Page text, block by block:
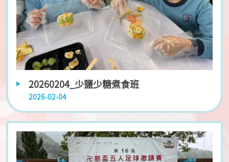
20260204_少鹽少糖煮食班
2026-02-04